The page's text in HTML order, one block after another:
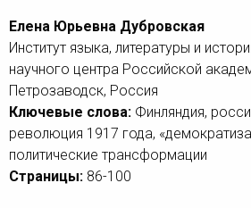
Елена Юрьевна Дубровская
Институт языка, литературы и
научного центра Российской
Петрозаводск, Россия
Ключевые слова: Финляндия,
революция 1917 года,
политические трансформации
Страницы: 86-100